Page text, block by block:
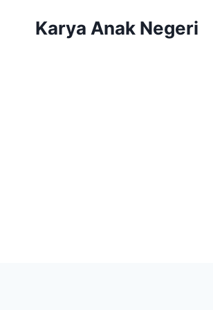
Karya Anak Negeri